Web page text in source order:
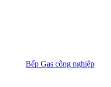
Bếp Gas công nghiệp